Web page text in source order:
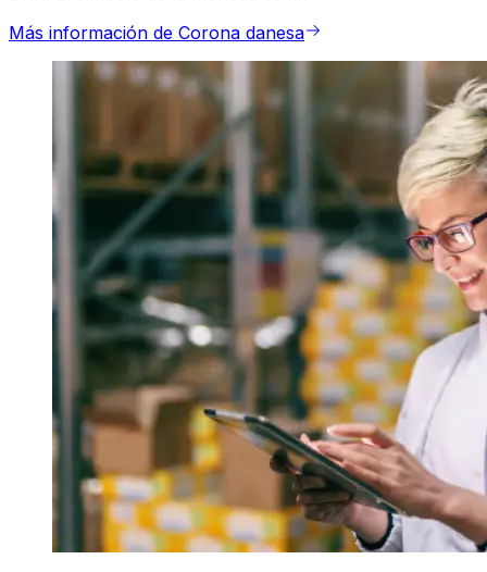
Más información de Corona danesa